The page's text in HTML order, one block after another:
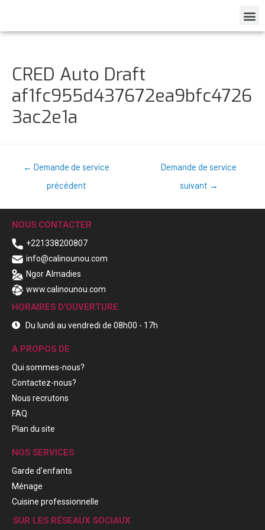
CRED Auto Draft
af1fc955d437672ea9bfc4726
3ac2e1a
← Demande de service
précédent
Demande de service
suivant →
NOUS CONTACTER
+221338200807
info@calinounou.com
Ngor Almadies
www.calinounou.com
HORAIRES D'OUVERTURE
Du lundi au vendredi de 08h00 - 17h
A PROPOS DE
Qui sommes-nous?
Contactez-nous?
Nous recrutons
FAQ
Plan du site
NOS SERVICES
Garde d'enfants
Ménage
Cuisine professionnelle
SUR LES RÉSEAUX SOCIAUX